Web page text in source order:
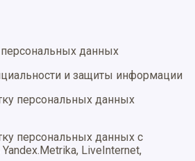
данных
и защиты информации
персональных данных
персональных данных с
LiveInternet,